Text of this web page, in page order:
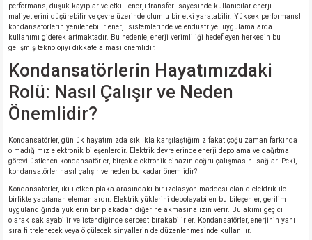
performans, düşük kayıplar ve etkili enerji transferi sayesinde kullanıcılar enerji
maliyetlerini düşürebilir ve çevre üzerinde olumlu bir etki yaratabilir. Yüksek performanslı
kondansatörlerin yenilenebilir enerji sistemlerinde ve endüstriyel uygulamalarda
kullanımı giderek artmaktadır. Bu nedenle, enerji verimliliği hedefleyen herkesin bu
gelişmiş teknolojiyi dikkate alması önemlidir.
Kondansatörlerin Hayatımızdaki
Rolü: Nasıl Çalışır ve Neden
Önemlidir?
Kondansatörler, günlük hayatımızda sıklıkla karşılaştığımız fakat çoğu zaman farkında
olmadığımız elektronik bileşenlerdir. Elektrik devrelerinde enerji depolama ve dağıtma
görevi üstlenen kondansatörler, birçok elektronik cihazın doğru çalışmasını sağlar. Peki,
kondansatörler nasıl çalışır ve neden bu kadar önemlidir?
Kondansatörler, iki iletken plaka arasındaki bir izolasyon maddesi olan dielektrik ile
birlikte yapılanan elemanlardır. Elektrik yüklerini depolayabilen bu bileşenler, gerilim
uygulandığında yüklerin bir plakadan diğerine akmasına izin verir. Bu akımı geçici
olarak saklayabilir ve istendiğinde serbest bırakabilirler. Kondansatörler, enerjinin yanı
sıra filtrelenecek veya ölçülecek sinyallerin de düzenlenmesinde kullanılır.